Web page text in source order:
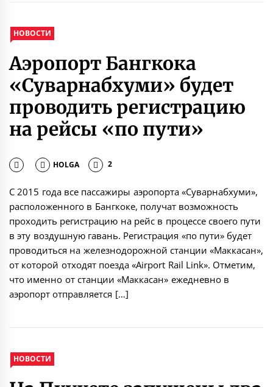
НОВОСТИ
Аэропорт Бангкока
«Суварнабхуми» будет
проводить регистрацию
на рейсы «по пути»
HOLGA 2
С 2015 года все пассажиры аэропорта «Суварнабхуми»,
расположенного в Бангкоке, получат возможность
проходить регистрацию на рейс в процессе своего пути
в эту воздушную гавань. Регистрация «по пути» будет
проводиться на железнодорожной станции «Маккасан»,
от которой отходят поезда «Airport Rail Link». Отметим,
что именно от станции «Маккасан» ежедневно в
аэропорт отправляется […]
НОВОСТИ